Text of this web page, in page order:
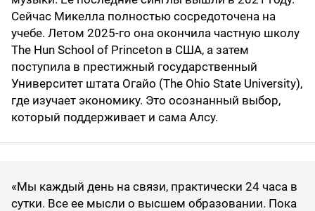
Сейчас Микелла полностью сосредоточена на
учебе. Летом 2025-го она окончила частную школу
The Hun School of Princeton в США, а затем
поступила в престижный государственный
Университет штата Огайо (The Ohio State University),
где изучает экономику. Это осознанный выбор,
который поддерживает и сама Алсу.
«Мы каждый день на связи, практически 24 часа в
сутки. Все ее мысли о высшем образовании. Пока